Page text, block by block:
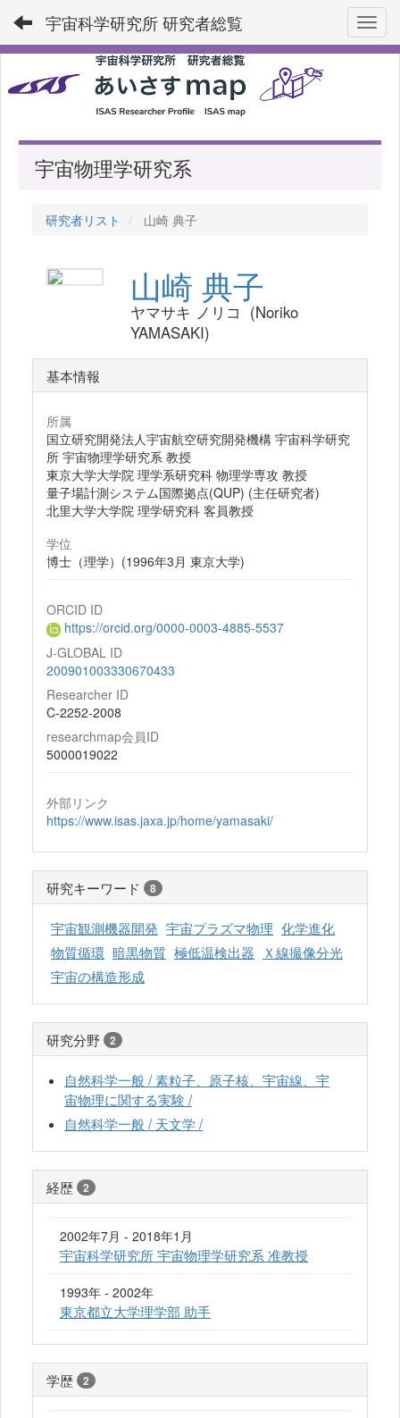
宇宙科学研究所 研究者総覧
宇宙物理学研究系
研究者リスト 山崎 典子
山崎 典子
ヤマサキ ノリコ (Noriko
YAMASAKI)
基本情報
所属
国立研究開発法人宇宙航空研究開発機構 宇宙科学研究
所 宇宙物理学研究系 教授
東京大学大学院 理学系研究科 物理学専攻 教授
量子場計測システム国際拠点(QUP) (主任研究者)
北里大学大学院 理学研究科 客員教授
学位
博士（理学）(1996年3月 東京大学)
ORCID ID
https://orcid.org/0000-0003-4885-5537
J-GLOBAL ID
200901003330670433
Researcher ID
C-2252-2008
researchmap会員ID
5000019022
外部リンク
https://www.isas.jaxa.jp/home/yamasaki/
研究キーワード 8
宇宙観測機器開発 宇宙プラズマ物理 化学進化
物質循環 暗黒物質 極低温検出器
Ｘ線撮像分光
宇宙の構造形成
研究分野 2
自然科学一般 / 素粒子、原子核、宇宙線、宇
宙物理に関する実験 /
自然科学一般 / 天文学 /
経歴 2
2002年7月 - 2018年1月
宇宙科学研究所 宇宙物理学研究系 准教授
1993年 - 2002年
東京都立大学理学部 助手
学歴 2